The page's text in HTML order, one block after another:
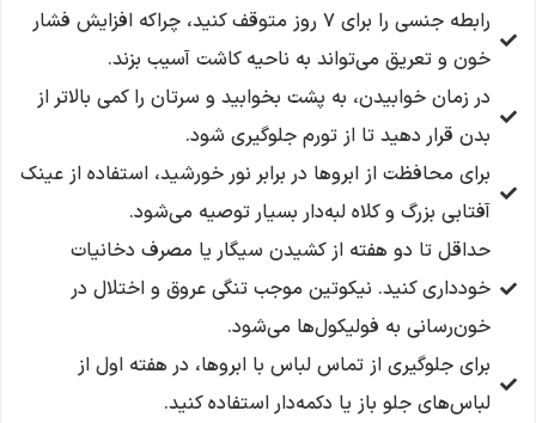
رابطه جنسی را برای ۷ روز متوقف کنید، چراکه افزایش فشار
خون و تعریق می‌تواند به ناحیه کاشت آسیب بزند.
در زمان خوابیدن، به پشت بخوابید و سرتان را کمی بالاتر از
بدن قرار دهید تا از تورم جلوگیری شود.
برای محافظت از ابروها در برابر نور خورشید، استفاده از عینک
آفتابی بزرگ و کلاه لبه‌دار بسیار توصیه می‌شود.
حداقل تا دو هفته از کشیدن سیگار یا مصرف دخانیات
خودداری کنید. نیکوتین موجب تنگی عروق و اختلال در
خون‌رسانی به فولیکول‌ها می‌شود.
برای جلوگیری از تماس لباس با ابروها، در هفته اول از
لباس‌های جلو باز یا دکمه‌دار استفاده کنید.